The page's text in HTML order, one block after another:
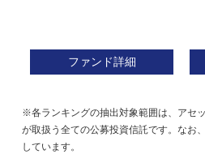
ファンド詳細
※各ランキングの抽出対象範囲は、アセ
が取扱う全ての公募投資信託です。なお
しています。